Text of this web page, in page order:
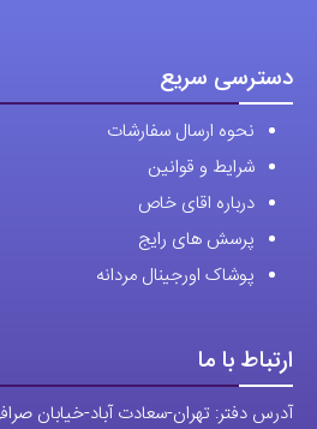
دسترسی سریع
نحوه ارسال سفارشات
شرایط و قوانین
درباره اقای خاص
پرسش های رایج
پوشاک اورجینال مردانه
ارتباط با ما
آدرس دفتر: تهران-سعادت آباد-خیابان صرافهای